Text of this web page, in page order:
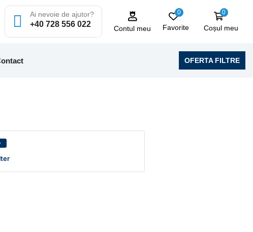
Ai nevoie de ajutor?
+40 728 556 022
Contul meu
0
Favorite
0
Coșul meu
OFERTA FILTRE